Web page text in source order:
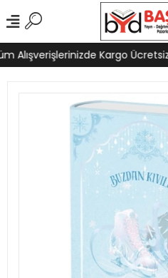
Alışverişlerinizde Kargo Ücretsiz!